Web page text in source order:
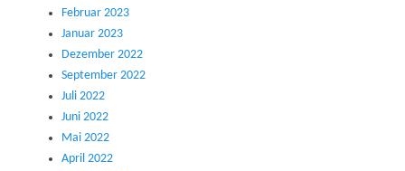
Februar 2023
Januar 2023
Dezember 2022
September 2022
Juli 2022
Juni 2022
Mai 2022
April 2022